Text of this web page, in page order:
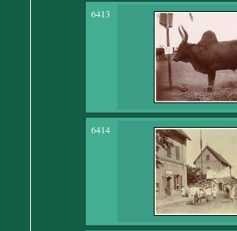
6413
6414